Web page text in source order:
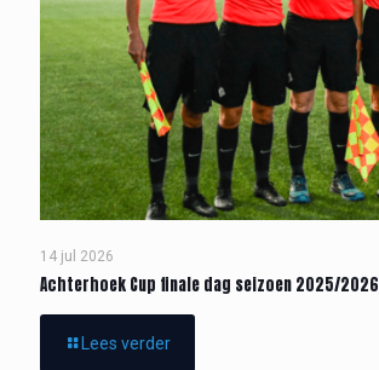
14 jul 2026
Achterhoek Cup finale dag seizoen 2025/2026
Lees verder